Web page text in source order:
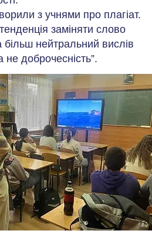
з учнями про плагіат.
заміняти слово
більш нейтральний вислів
не доброчесність”.